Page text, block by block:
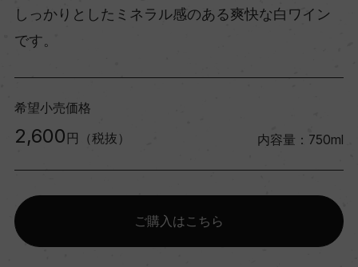
しっかりとしたミネラル感のある爽快な白ワイン
です。
希望小売価格
2,600 円（税抜） 内容量：750ml
ご購入はこちら